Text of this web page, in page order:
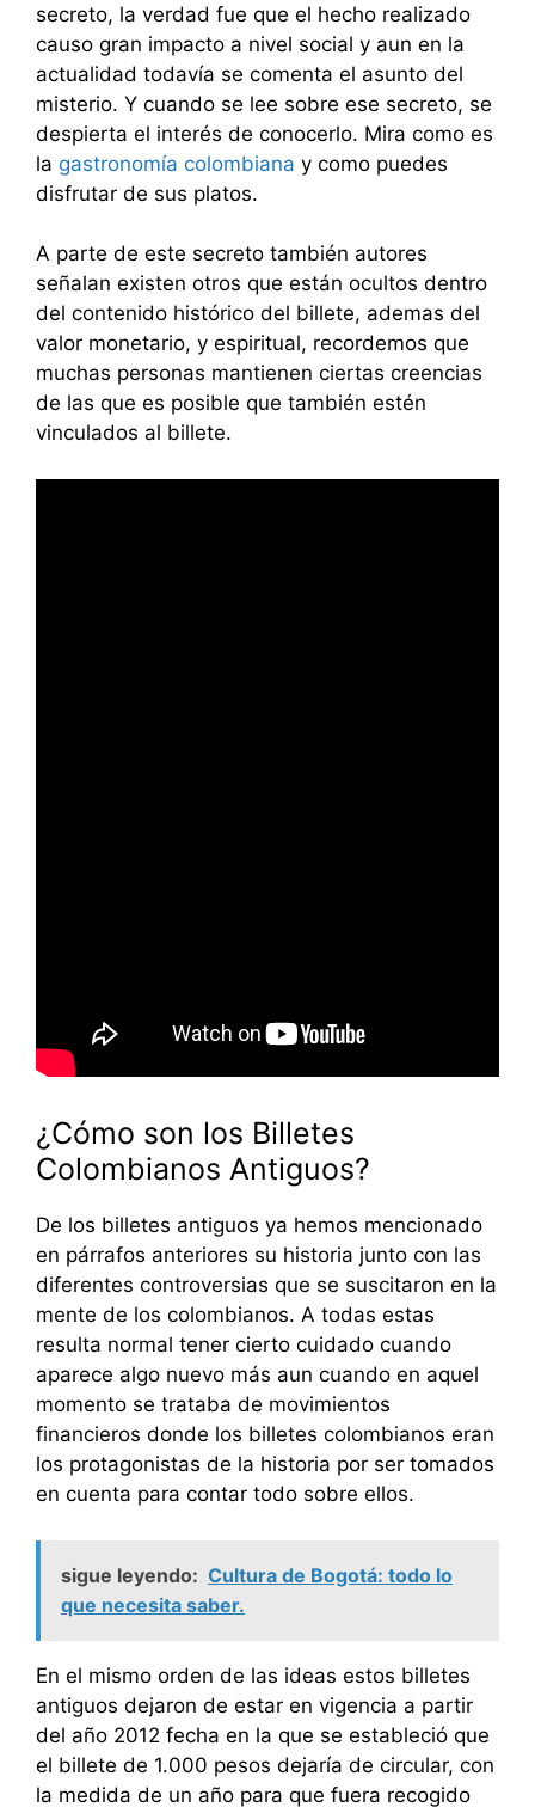
secreto, la verdad fue que el hecho realizado
causo gran impacto a nivel social y aun en la
actualidad todavía se comenta el asunto del
misterio. Y cuando se lee sobre ese secreto, se
despierta el interés de conocerlo. Mira como es
la gastronomía colombiana y como puedes
disfrutar de sus platos.
A parte de este secreto también autores
señalan existen otros que están ocultos dentro
del contenido histórico del billete, ademas del
valor monetario, y espiritual, recordemos que
muchas personas mantienen ciertas creencias
de las que es posible que también estén
vinculados al billete.
¿Cómo son los Billetes
Colombianos Antiguos?
De los billetes antiguos ya hemos mencionado
en párrafos anteriores su historia junto con las
diferentes controversias que se suscitaron en la
mente de los colombianos. A todas estas
resulta normal tener cierto cuidado cuando
aparece algo nuevo más aun cuando en aquel
momento se trataba de movimientos
financieros donde los billetes colombianos eran
los protagonistas de la historia por ser tomados
en cuenta para contar todo sobre ellos.
sigue leyendo: Cultura de Bogotá: todo lo
que necesita saber.
En el mismo orden de las ideas estos billetes
antiguos dejaron de estar en vigencia a partir
del año 2012 fecha en la que se estableció que
el billete de 1.000 pesos dejaría de circular, con
la medida de un año para que fuera recogido